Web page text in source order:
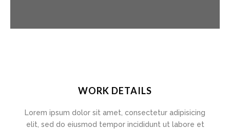
WORK DETAILS
Lorem ipsum dolor sit amet, consectetur adipisicing
elit, sed do eiusmod tempor incididunt ut labore et